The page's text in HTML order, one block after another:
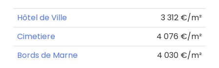
Hôtel de Ville
3 312 €/m²
Cimetiere
4 076 €/m²
Bords de Marne
4 030 €/m²